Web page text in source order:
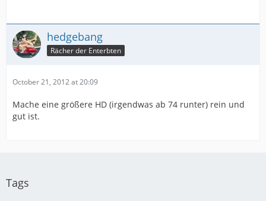
hedgebang
Rächer der Enterbten
October 21, 2012 at 20:09
Mache eine größere HD (irgendwas ab 74 runter) rein und
gut ist.
Tags